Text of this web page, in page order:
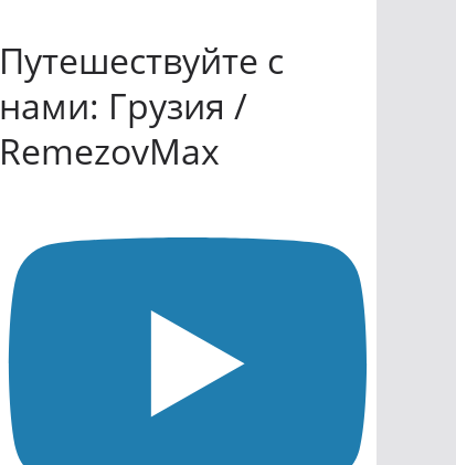
Путешествуйте с
нами: Грузия /
RemezovMax